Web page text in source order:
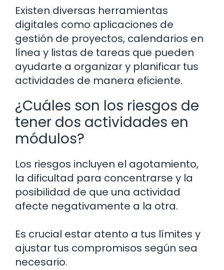
Existen diversas herramientas
digitales como aplicaciones de
gestión de proyectos, calendarios en
línea y listas de tareas que pueden
ayudarte a organizar y planificar tus
actividades de manera eficiente.
¿Cuáles son los riesgos de
tener dos actividades en
módulos?
Los riesgos incluyen el agotamiento,
la dificultad para concentrarse y la
posibilidad de que una actividad
afecte negativamente a la otra.
Es crucial estar atento a tus límites y
ajustar tus compromisos según sea
necesario.